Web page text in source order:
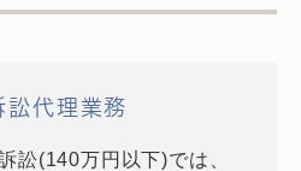
代理業務
訟(140万円以下)では、